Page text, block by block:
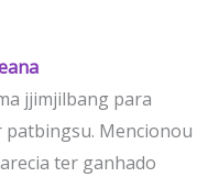
jjimjilbang para
patbingsu. Mencionou
ter ganhado